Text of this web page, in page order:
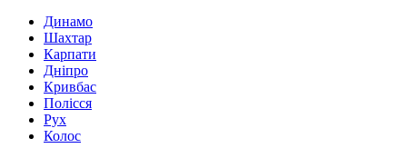
Динамо
Шахтар
Карпати
Дніпро
Кривбас
Полісся
Рух
Колос